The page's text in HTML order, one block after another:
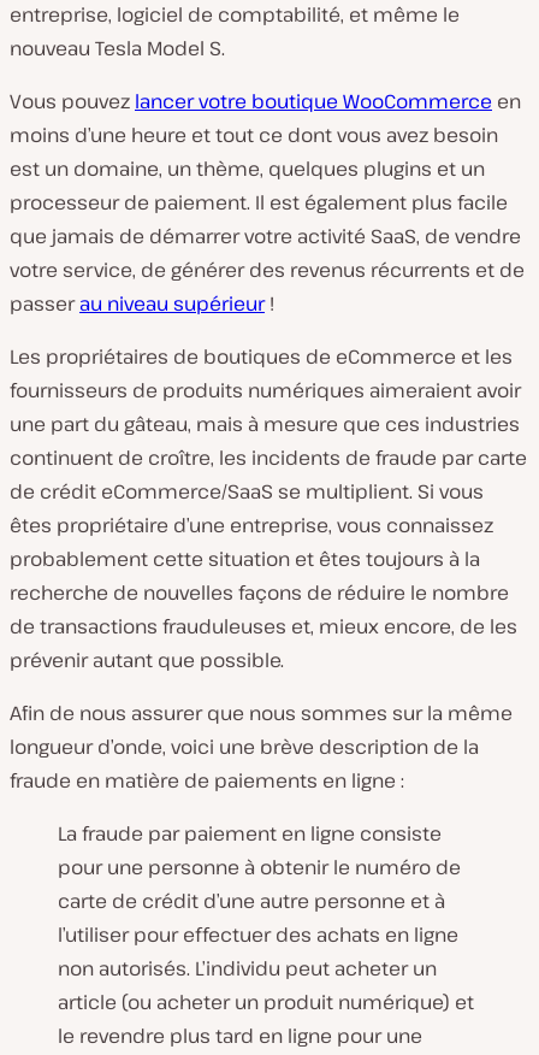
entreprise, logiciel de comptabilité, et même le
nouveau Tesla Model S.
Vous pouvez lancer votre boutique WooCommerce en
moins d’une heure et tout ce dont vous avez besoin
est un domaine, un thème, quelques plugins et un
processeur de paiement. Il est également plus facile
que jamais de démarrer votre activité SaaS, de vendre
votre service, de générer des revenus récurrents et de
passerau niveau supérieur!
Les propriétaires de boutiques de eCommerce et les
fournisseurs de produits numériques aimeraient avoir
une part du gâteau, mais à mesure que ces industries
continuent de croître, les incidents de fraude par carte
de crédit eCommerce/SaaS se multiplient. Si vous
êtes propriétaire d’une entreprise, vous connaissez
probablement cette situation et êtes toujours à la
recherche de nouvelles façons de réduire le nombre
de transactions frauduleuses et, mieux encore, de les
prévenir autant que possible.
Afin de nous assurer que nous sommes sur la même
longueur d’onde, voici une brève description de la
fraude en matière de paiements en ligne :
La fraude par paiement en ligne consiste
pour une personne à obtenir le numéro de
carte de crédit d’une autre personne et à
l’utiliser pour effectuer des achats en ligne
non autorisés. L’individu peut acheter un
article (ou acheter un produit numérique) et
le revendre plus tard en ligne pour une